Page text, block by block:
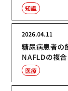
知識
糖尿病患者の
NAFLDの複
2026.04.11
医療